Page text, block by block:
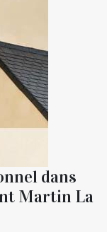
dans
Martin La